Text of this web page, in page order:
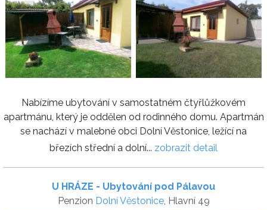
Nabízíme ubytování v samostatném čtyřlůžkovém
apartmánu, který je oddělen od rodinného domu. Apartmán
se nachází v malebné obci Dolní Věstonice, ležící na
březích střední a dolní... zobrazit detail
U HRÁZE - Ubytování pod Pálavou
Penzion Dolní Věstonice, Hlavní 49